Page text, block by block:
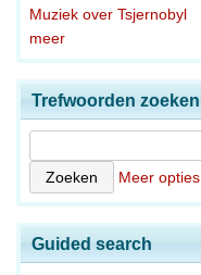
Muziek over Tsjernobyl
meer
Trefwoorden zoeken
Meer opties
Guided search